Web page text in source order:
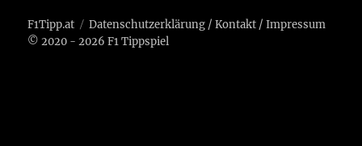
F1Tipp.at Datenschutzerklärung /Kontakt /Impressum
© 2020 - 2026 F1 Tippspiel